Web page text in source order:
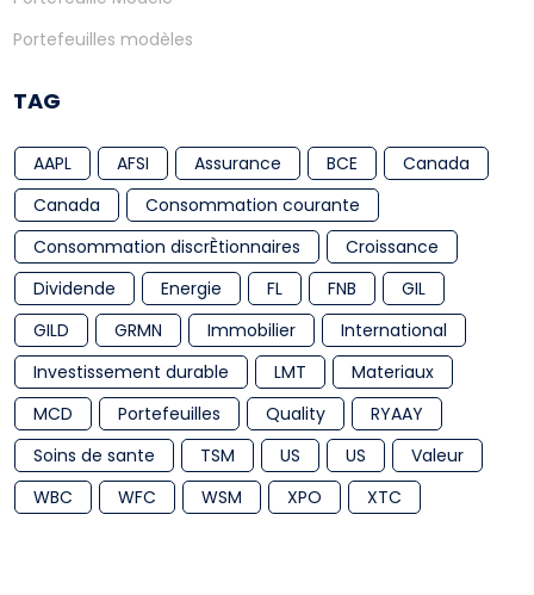
Portefeuilles modèles
TAG
AAPL AFSI Assurance BCE
Canada
Canada
Consommation courante
Consommation discrÈtionnaires
Croissance
Dividende
Energie FL FNB
GIL
GILD
GRMN Immobilier
International
Investissement durable
LMT
Materiaux
MCD
Portefeuilles Quality
RYAAY
Soins de sante
TSM US US
Valeur
WBC
WFC WSM XPO XTC